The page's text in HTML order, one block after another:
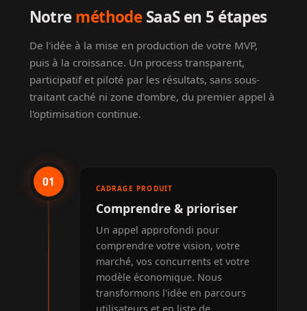
NotreméthodeSaaS en 5 étapes
De l'idée à la mise en production de votre MVP,
puis à la croissance. Un process transparent,
participatif et piloté par les résultats, sans sous-
traitant caché ni zone d'ombre, du premier appel à
l'optimisation continue.
01 CADRAGE PRODUIT
Comprendre & prioriser
Un appel approfondi pour
comprendre votre vision, votre
marché, vos concurrents et votre
modèle économique. Nous
transformons l'idée en parcours